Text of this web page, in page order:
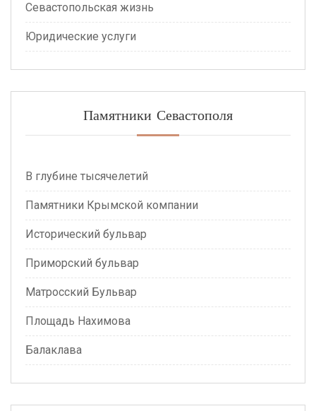
Севастопольская жизнь
Юридические услуги
Памятники Севастополя
В глубине тысячелетий
Памятники Крымской компании
Исторический бульвар
Приморский бульвар
Матросский Бульвар
Площадь Нахимова
Балаклава